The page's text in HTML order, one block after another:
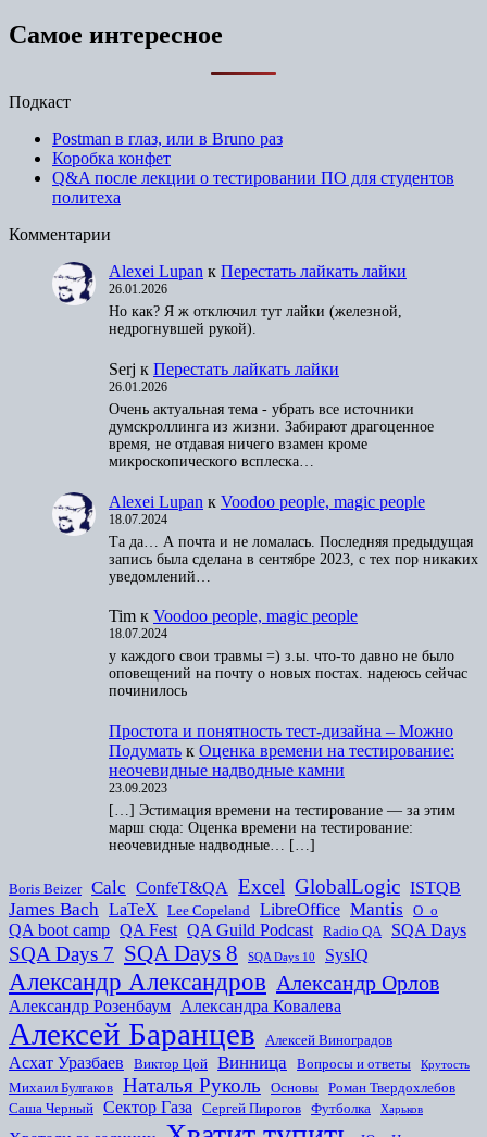
Самое интересное
Подкаст
Postman в глаз, или в Bruno раз
Коробка конфет
Q&A после лекции о тестировании ПО для студентов
политеха
Комментарии
Alexei Lupan к Перестать лайкать лайки
26.01.2026
Но как? Я ж отключил тут лайки (железной,
недрогнувшей рукой).
Serj к Перестать лайкать лайки
26.01.2026
Очень актуальная тема - убрать все источники
думскроллинга из жизни. Забирают драгоценное
время, не отдавая ничего взамен кроме
микроскопического всплеска…
Alexei Lupan к Voodoo people, magic people
18.07.2024
Та да… А почта и не ломалась. Последняя предыдущая
запись была сделана в сентябре 2023, с тех пор никаких
уведомлений…
Tim к Voodoo people, magic people
18.07.2024
у каждого свои травмы =) з.ы. что-то давно не было
оповещений на почту о новых постах. надеюсь сейчас
починилось
Простота и понятность тест-дизайна – Можно
Подумать к Оценка времени на тестирование:
неочевидные надводные камни
23.09.2023
[…] Эстимация времени на тестирование — за этим
марш сюда: Оценка времени на тестирование:
неочевидные надводные… […]
Boris Beizer Calc ConfeT&QA Excel GlobalLogic ISTQB
James Bach LaTeX Lee Copeland LibreOffice Mantis O_o
QA boot camp QA Fest QA Guild Podcast Radio QA SQA Days
SQA Days 7 SQA Days 8 SQA Days 10 SysIQ
Александр Александров Александр Орлов
Александр Розенбаум Александра Ковалева
Алексей Баранцев Алексей Виноградов
Асхат Уразбаев Виктор Цой Винница Вопросы и ответы Крутость
Михаил Булгаков Наталья Руколь Основы Роман Твердохлебов
Саша Черный Сектор Газа Сергей Пирогов Футболка Харьков